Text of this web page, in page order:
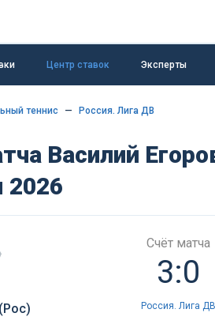
Центр ставок Эксперты
теннис Россия. Лига ДВ
Василий
2026
Счёт матча
3:0
Россия. Лига ДВ